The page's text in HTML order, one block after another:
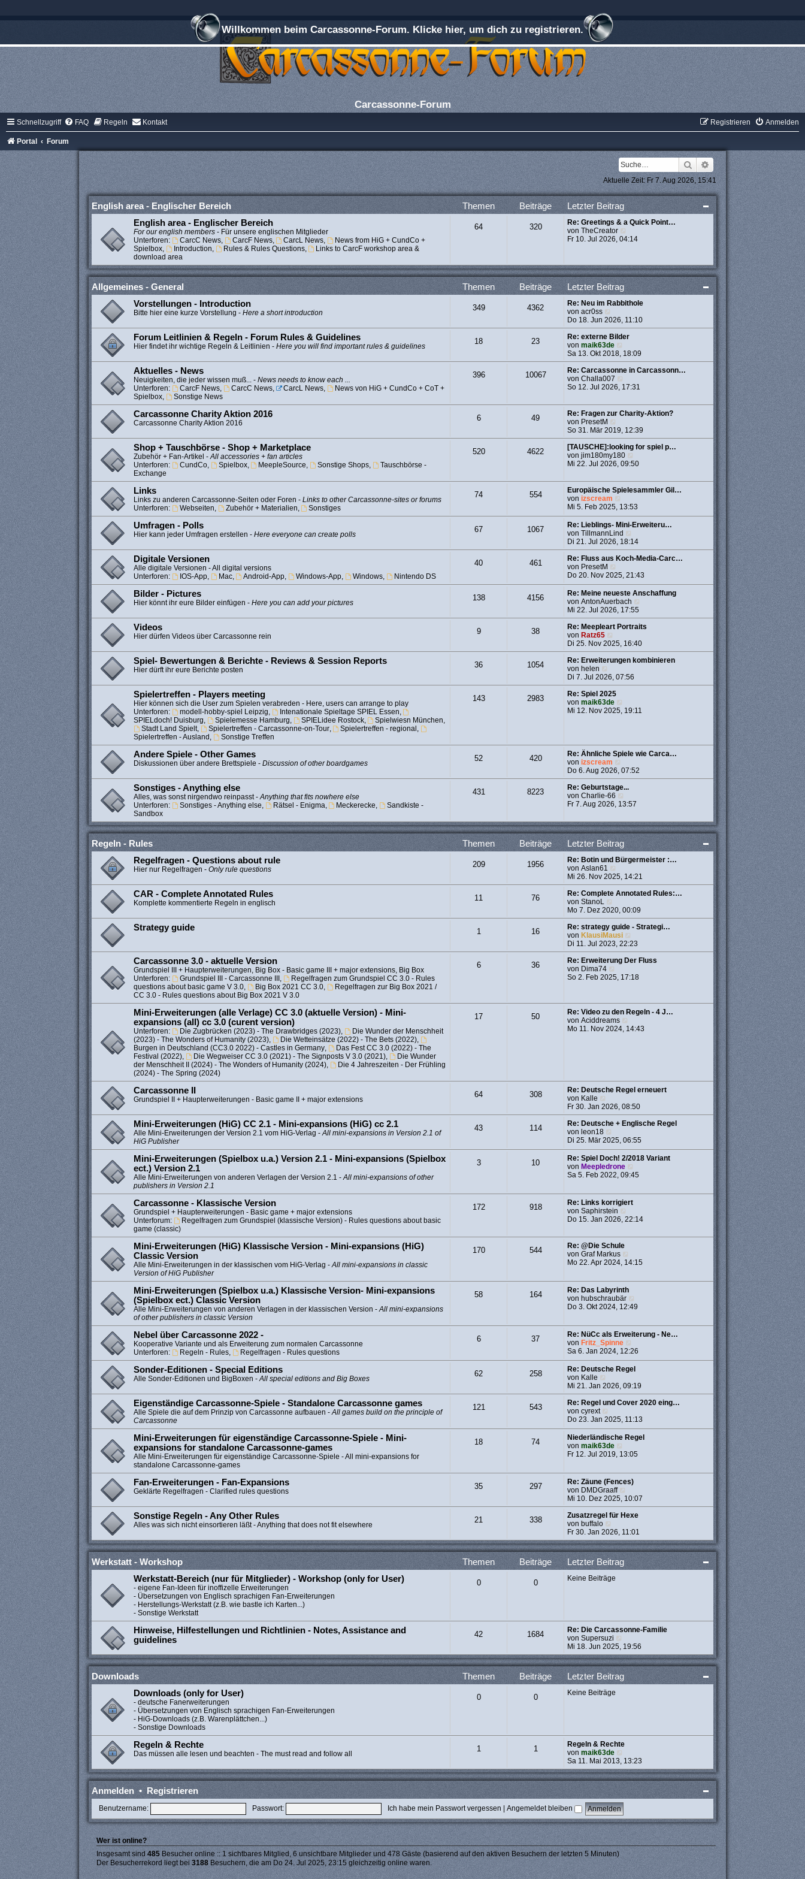
Willkommen beim Carcassonne-Forum. Klicke hier, um dich zu registrieren.
Carcassonne-Forum
Schnellzugriff FAQ Regeln Kontakt Anmelden
Registrieren
Portal Forum
Suche Erweiterte Suche
Aktuelle Zeit: Fr 7. Aug 2026, 15:41
English area - Englischer Bereich Themen Beiträge Letzter Beitrag
English area - Englischer Bereich
For our english members- Für unsere englischen Mitglieder
Unterforen:
CarcC News, CarcF News, CarcL News,
News from HiG + CundCo +
Spielbox, Introduction, Rules & Rules Questions,
Links to CarcF workshop area &
download area
64 320
Re: Greetings & a Quick Point…
vonTheCreator
e
s
t
B
e
t
r
a
Fr 10. Jul 2026, 04:14
Allgemeines - General Themen Beiträge Letzter Beitrag
Vorstellungen - Introduction
Bitte hier eine kurze Vorstellung - Here a short introduction
349 4362
Re: Neu im Rabbithole
vonacr0ss
e
u
e
s
t
e
r
B
e
t
r
a
g
Do 18. Jun 2026, 11:10
Forum Leitlinien & Regeln - Forum Rules & Guidelines
Hier findet ihr wichtige Regeln & Leitlinien - Here you will find important rules & guidelines
18 23
Re: externe Bilder
vonmaik63de
e
u
e
t
r
B
t
r
a
g
Sa 13. Okt 2018, 18:09
Aktuelles - News
Neuigkeiten, die jeder wissen muß... - News needs to know each ...
Unterforen:
CarcF News, CarcC News, CarcL News,
News von HiG + CundCo + CoT +
Spielbox, Sonstige News
396 10067
Re: Carcassonne in Carcassonn…
vonChalla007
e
e
s
e
r
B
e
i
a
So 12. Jul 2026, 17:31
Carcassonne Charity Aktion 2016
Carcassonne Charity Aktion 2016
6 49
Re: Fragen zur Charity-Aktion?
von PresetM
e
u
e
s
r
B
e
r
a
g
So 31. Mär 2019, 12:39
Shop + Tauschbörse - Shop + Marketplace
Zubehör + Fan-Artikel -All accessories + fan articles
Unterforen:
CundCo, Spielbox, MeepleSource, Sonstige Shops,
Tauschbörse -
Exchange
520 4622
[TAUSCHE]:looking for spiel p…
vonjim180my180
e
e
s
e
B
i
r
g
Mi 22. Jul 2026, 09:50
Links
Links zu anderen Carcassonne-Seiten oder Foren - Links to other Carcassonne-sites or forums
Unterforen:
Webseiten, Zubehör + Materialien, Sonstiges
74 554
Europäische Spielesammler Gil…
von izscream
e
u
e
s
t
e
r
e
t
r
a
Mi 5. Feb 2025, 13:53
Umfragen - Polls
Hier kann jeder Umfragen erstellen - Here everyone can create polls
67 1067
Re: Lieblings- Mini-Erweiteru…
vonTillmannLind
e
u
e
e
r
B
e
i
t
a
g
Di 21. Jul 2026, 18:14
Digitale Versionen
Alle digitale Versionen - All digital versions
Unterforen:
IOS-App, Mac, Android-App, Windows-App, Windows, Nintendo DS
40 461
Re: Fluss aus Koch-Media-Carc…
von PresetM
e
u
e
s
e
r
e
i
t
a
g
Do 20. Nov 2025, 21:43
Bilder - Pictures
Hier könnt ihr eure Bilder einfügen - Here you can add your pictures
138 4156
Re: Meine neueste Anschaffung
vonAntonAuerbach
u
e
t
e
r
i
Mi 22. Jul 2026, 17:55
Videos
Hier dürfen Videos über Carcassonne rein
9 38
Re: Meepleart Portraits
von Ratz65
e
u
e
e
r
B
e
a
g
Di 25. Nov 2025, 16:40
Spiel- Bewertungen & Berichte - Reviews & Session Reports
Hier dürft ihr eure Berichte posten
36 1054
Re: Erweiterungen kombinieren
von helen
e
u
e
s
t
e
i
t
r
a
g
Di 7. Jul 2026, 07:56
Spielertreffen - Players meeting
Hier können sich die User zum Spielen verabreden - Here, users can arrange to play
Unterforen:
modell-hobby-spiel Leipzig, Intenationale Spieltage SPIEL Essen,
SPIELdoch! Duisburg, Spielemesse Hamburg, SPIELidee Rostock, Spielwiesn München,
Stadt Land Spielt, Spielertreffen - Carcassonne-on-Tour, Spielertreffen - regional ,
Spielertreffen - Ausland , Sonstige Treffen
143 2983
Re: Spiel 2025
vonmaik63de
e
t
e
B
e
r
Mi 12. Nov 2025, 19:11
Andere Spiele - Other Games
Diskussionen über andere Brettspiele - Discussion of other boardgames
52 420
Re: Ähnliche Spiele wie Carca…
von izscream
e
u
e
s
t
r
B
e
i
t
r
g
Do 6. Aug 2026, 07:52
Sonstiges - Anything else
Alles, was sonst nirgendwo reinpasst -Anything that fits nowhere else
Unterforen:
Sonstiges - Anything else, Rätsel - Enigma, Meckerecke,
Sandkiste -
Sandbox
431 8223
Re: Geburtstage...
vonCharlie-66
e
e
s
r
B
i
t
r
g
Fr 7. Aug 2026, 13:57
Regeln - Rules Themen Beiträge Letzter Beitrag
Regelfragen - Questions about rule
Hier nur Regelfragen - Only rule questions
209 1956
Re: Botin und Bürgermeister :…
vonAslan61
e
u
e
t
e
r
B
e
i
t
Mi 26. Nov 2025, 14:21
CAR - Complete Annotated Rules
Komplette kommentierte Regeln in englisch
11 76
Re: Complete Annotated Rules:…
vonStanoL
e
u
e
s
t
e
r
B
e
r
a
g
Mo 7. Dez 2020, 00:09
Strategy guide 1 16
Re: strategy guide - Strategi…
von KlausiMausi
e
u
e
t
B
e
t
Di 11. Jul 2023, 22:23
Carcassonne 3.0 - aktuelle Version
Grundspiel III + Haupterweiterungen, Big Box - Basic game III + major extensions, Big Box
Unterforen:
Grundspiel III - Carcassonne III ,
Regelfragen zum Grundspiel CC 3.0 - Rules
questions about basic game V 3.0, Big Box 2021 CC 3.0,
Regelfragen zur Big Box 2021 /
CC 3.0 - Rules questions about Big Box 2021 V 3.0
6 36
Re: Erweiterung Der Fluss
von Dima74
e
s
t
e
r
g
So 2. Feb 2025, 17:18
Mini-Erweiterungen (alle Verlage) CC 3.0 (aktuelle Version) - Mini-
expansions (all) cc 3.0 (curent version)
Unterforen: Die Zugbrücken (2023) - The Drawbridges (2023),
Die Wunder der Menschheit
(2023) - The Wonders of Humanity (2023), Die Wetteinsätze (2022) - The Bets (2022),
Burgen in Deutschland (CC3.0 2022) - Castles in Germany,
Das Fest CC 3.0 (2022) - The
Festival (2022), Die Wegweiser CC 3.0 (2021) - The Signposts V 3.0 (2021),
Die Wunder
der Menschheit II (2024) - The Wonders of Humanity (2024),
Die 4 Jahreszeiten - Der Frühling
(2024) - The Spring (2024)
17 50
Re: Video zu den Regeln - 4 J…
vonAciddreams
e
B
e
i
r
a
g
Mo 11. Nov 2024, 14:43
Carcassonne II
Grundspiel II + Haupterweiterungen - Basic game II + major extensions
64 308
Re: Deutsche Regel erneuert
von Kalle
e
u
e
s
t
e
r
B
e
a
g
Fr 30. Jan 2026, 08:50
Mini-Erweiterungen (HiG) CC 2.1 - Mini-expansions (HiG) cc 2.1
Alle Mini-Erweiterungen der Version 2.1 vom HiG-Verlag -All mini-expansions in Version 2.1 of
HiG Publisher
43 114
Re: Deutsche + Englische Regel
von leon18
e
u
e
s
t
B
e
i
t
g
Di 25. Mär 2025, 06:55
Mini-Erweiterungen (Spielbox u.a.) Version 2.1 - Mini-expansions (Spielbox
ect.) Version 2.1
Alle Mini-Erweiterungen von anderen Verlagen der Version 2.1 -All mini-expansions of other
publishers in Version 2.1
3 10
Re: Spiel Doch! 2/2018 Variant
von Meepledrone
e
e
t
r
g
Sa 5. Feb 2022, 09:45
Carcassonne - Klassische Version
Grundspiel + Haupterweiterungen - Basic game + major extensions
Unterforum:
Regelfragen zum Grundspiel (klassische Version) - Rules questions about basic
game (classic)
172 918
Re: Links korrigiert
vonSaphirstein
e
e
t
e
i
r
g
Do 15. Jan 2026, 22:14
Mini-Erweiterungen (HiG) Klassische Version - Mini-expansions (HiG)
Classic Version
Alle Mini-Erweiterungen in der klassischen vom HiG-Verlag -All mini-expansions in classic
Version of HiG Publisher
170 544
Re: @Die Schule
vonGraf Markus
e
t
e
i
t
r
a
g
Mo 22. Apr 2024, 14:15
Mini-Erweiterungen (Spielbox u.a.) Klassische Version- Mini-expansions
(Spielbox ect.) Classic Version
Alle Mini-Erweiterungen von anderen Verlagen in der klassischen Version -All mini-expansions
of other publishers in classic Version
58 164
Re: Das Labyrinth
von hubschraubär
e
s
e
t
a
g
Do 3. Okt 2024, 12:49
Nebel über Carcassonne 2022 -
Kooperative Variante und als Erweiterung zum normalen Carcassonne
Unterforen:
Regeln - Rules, Regelfragen - Rules questions
6 37
Re: NüCc als Erweiterung - Ne…
von Fritz_Spinne
e
u
e
t
e
r
e
t
a
Sa 6. Jan 2024, 12:26
Sonder-Editionen - Special Editions
Alle Sonder-Editionen und BigBoxen -All special editions and Big Boxes
62 258
Re: Deutsche Regel
von Kalle
e
u
e
s
t
e
r
B
e
r
a
g
Mi 21. Jan 2026, 09:19
Eigenständige Carcassonne-Spiele - Standalone Carcassonne games
Alle Spiele die auf dem Prinzip von Carcassonne aufbauen -All games build on the principle of
Carcassonne
121 543
Re: Regel und Cover 2020 eing…
voncyrext
e
u
e
s
t
B
e
i
t
r
a
g
Do 23. Jan 2025, 11:13
Mini-Erweiterungen für eigenständige Carcassonne-Spiele - Mini-
expansions for standalone Carcassonne-games
Alle Mini-Erweiterungen für eigenständige Carcassonne-Spiele - All mini-expansions for
standalone Carcassonne-games
18 74
Niederländische Regel
vonmaik63de
e
s
t
e
B
i
r
a
g
Fr 12. Jul 2019, 13:05
Fan-Erweiterungen - Fan-Expansions
Geklärte Regelfragen - Clarified rules questions
35 297
Re: Zäune (Fences)
von DMDGraaff
e
u
e
t
e
r
Mi 10. Dez 2025, 10:07
Sonstige Regeln - Any Other Rules
Alles was sich nicht einsortieren läßt - Anything that does not fit elsewhere
21 338
Zusatzregel für Hexe
von buffalo
e
u
e
t
r
r
a
g
Fr 30. Jan 2026, 11:01
Werkstatt - Workshop Themen Beiträge Letzter Beitrag
Werkstatt-Bereich (nur für Mitglieder) - Workshop (only for User)
- eigene Fan-Ideen für inoffizelle Erweiterungen
- Übersetzungen von Englisch sprachigen Fan-Erweiterungen
- Herstellungs-Werkstatt (z.B. wie bastle ich Karten...)
- Sonstige Werkstatt
0 0 Keine Beiträge
Hinweise, Hilfestellungen und Richtlinien - Notes, Assistance and
guidelines
42 1684
Re: Die Carcassonne-Familie
vonSupersuzi
e
u
e
t
r
a
Mi 18. Jun 2025, 19:56
Downloads Themen Beiträge Letzter Beitrag
Downloads (only for User)
- deutsche Fanerweiterungen
- Übersetzungen von Englisch sprachigen Fan-Erweiterungen
- HiG-Downloads (z.B. Warenplättchen...)
- Sonstige Downloads
0 0 Keine Beiträge
Regeln & Rechte
Das müssen alle lesen und beachten - The must read and follow all
1 1
Regeln & Rechte
vonmaik63de
e
u
e
B
e
i
t
a
Sa 11. Mai 2013, 13:23
Anmelden• Registrieren
Benutzername: Passwort: Ich habe mein Passwort vergessen Angemeldet bleiben
Wer ist online?
Insgesamt sind485Besucher online :: 1 sichtbares Mitglied, 6 unsichtbare Mitglieder und 478 Gäste (basierend auf den aktiven Besuchern der letzten 5 Minuten)
Der Besucherrekord liegt bei 3188Besuchern, die am Do 24. Jul 2025, 23:15 gleichzeitig online waren.